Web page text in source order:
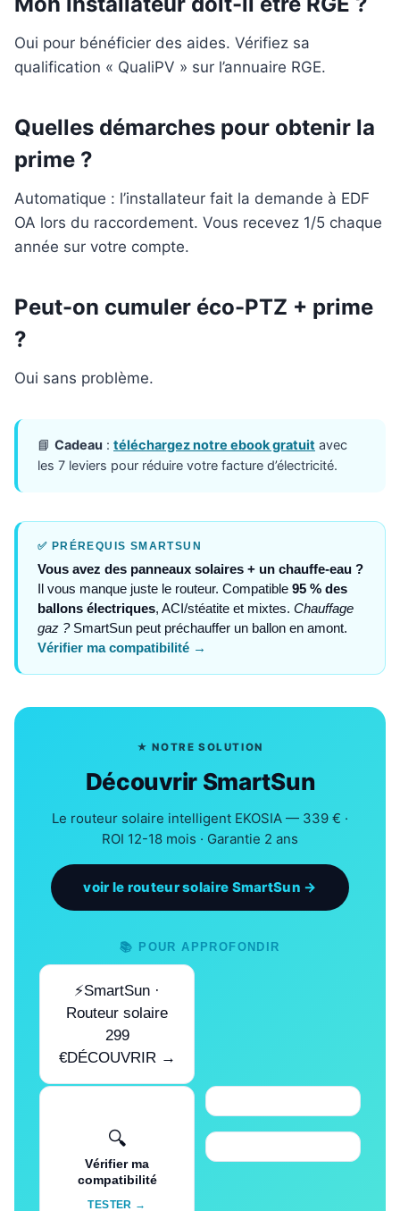
Oui pour bénéficier des aides. Vérifiez sa
qualification « QualiPV » sur l’annuaire RGE.
Quelles démarches pour obtenir la
prime ?
Automatique : l’installateur fait la demande à EDF
OA lors du raccordement. Vous recevez 1/5 chaque
année sur votre compte.
Peut-on cumuler éco-PTZ + prime
?
Oui sans problème.
📘 Cadeau : téléchargez notre ebook gratuit avec
les 7 leviers pour réduire votre facture d’électricité.
✅ PRÉREQUIS SMARTSUN
Vous avez des panneaux solaires + un chauffe-eau ?
Il vous manque juste le routeur. Compatible 95 % des
ballons électriques, ACI/stéatite et mixtes. Chauffage
gaz ?SmartSun peut préchauffer un ballon en amont.
Vérifier ma compatibilité →
★ NOTRE SOLUTION
Découvrir SmartSun
Le routeur solaire intelligent EKOSIA — 339 € ·
ROI 12-18 mois · Garantie 2 ans
voir le routeur solaire SmartSun →
📚 POUR APPROFONDIR
⚡SmartSun ·
Routeur solaire
299
€DÉCOUVRIR →
🔍
Vérifier ma
compatibilité
TESTER →